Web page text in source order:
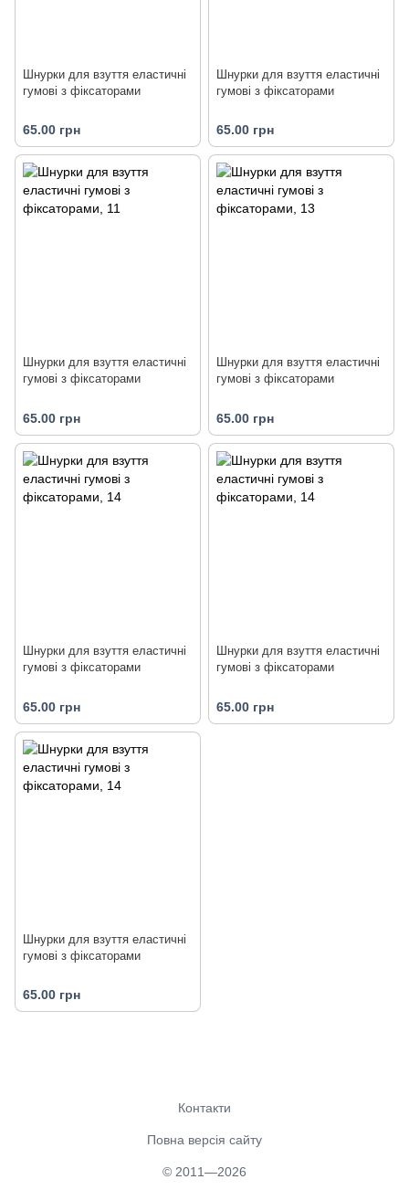
Шнурки для взуття еластичні
гумові з фіксаторами
65.00 грн
Шнурки для взуття еластичні
гумові з фіксаторами
65.00 грн
Шнурки для взуття еластичні
гумові з фіксаторами
65.00 грн
Шнурки для взуття еластичні
гумові з фіксаторами
65.00 грн
Шнурки для взуття еластичні
гумові з фіксаторами
65.00 грн
Шнурки для взуття еластичні
гумові з фіксаторами
65.00 грн
Шнурки для взуття еластичні
гумові з фіксаторами
65.00 грн
Контакти
Повна версія сайту
© 2011—2026